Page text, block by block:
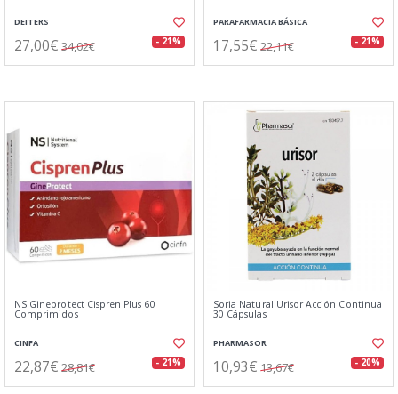
DEITERS
27,00€ 34,02€ - 21%
PARAFARMACIA BÁSICA
17,55€ 22,11€ - 21%
NS Gineprotect Cispren Plus 60
Comprimidos
CINFA
22,87€ 28,81€ - 21%
Soria Natural Urisor Acción Continua
30 Cápsulas
PHARMASOR
10,93€ 13,67€ - 20%